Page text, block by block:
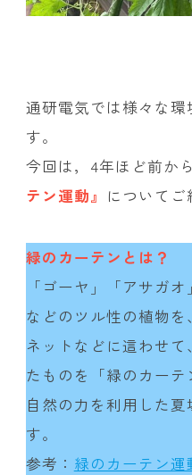
通研電気では様々な
す。
今回は，4年ほど前か
テン運動』 についてご
緑のカーテンとは？
「ゴーヤ」「アサガ
などのツル性の植物
ネットなどに這わせ
たものを「緑のカーテ
自然の力を利用した
す。
参考： 緑のカーテン